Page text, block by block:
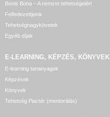
Bonis Bona – A nemzet tehetségeiért
Felfedezettjeink
Tehetségnagykövetek
Egyéb díjak
E-LEARNING, KÉPZÉS, KÖNYVEK
E-learning tananyagok
Képzések
Könyvek
Tehetség Piactér (mentorálás)